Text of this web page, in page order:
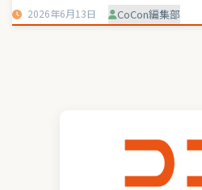
2026年6月13日 CoCon編集部